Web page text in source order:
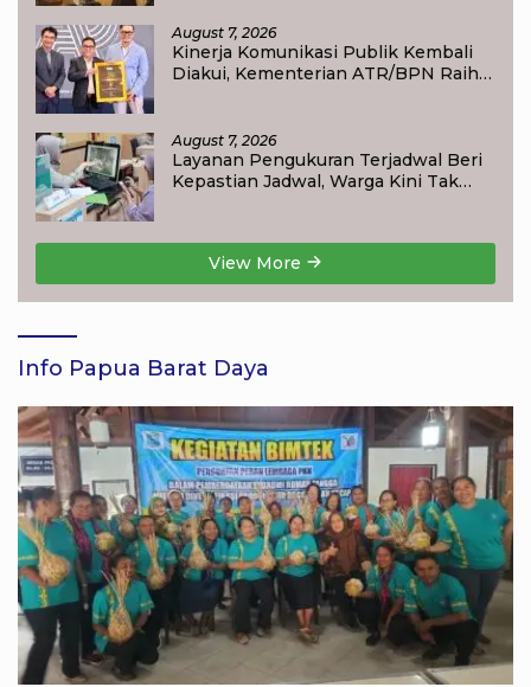
August 7, 2026
Kinerja Komunikasi Publik Kembali
Diakui, Kementerian ATR/BPN Raih
August 7, 2026
Layanan Pengukuran Terjadwal Beri
Kepastian Jadwal, Warga Kini Tak
View More
Info Papua Barat Daya